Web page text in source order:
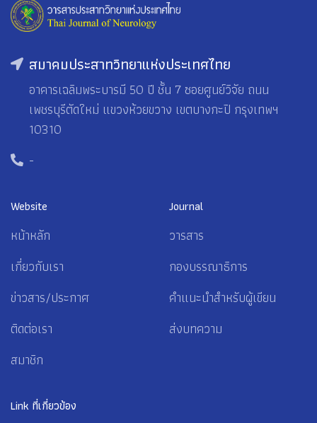
สมาคมประสาทวิทยาแห่งประเทศไทย
อาคารเฉลิมพระบารมี 50 ปี ชั้น 7 ซอยศูนย์วิจัย ถนน
เพชรบุรีตัดใหม่ แขวงห้วยขวาง เขตบางกะปิ กรุงเทพฯ
10310
-
Website
หน้าหลัก
เกี่ยวกับเรา
ข่าวสาร/ประกาศ
ติดต่อเรา
สมาชิก
Journal
วารสาร
กองบรรณาธิการ
คำแนะนำสำหรับผู้เขียน
ส่งบทความ
Link ที่เกี่ยวข้อง